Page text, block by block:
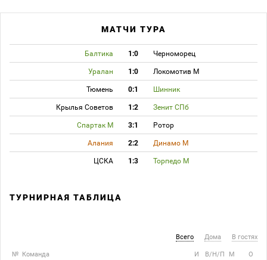
МАТЧИ ТУРА
Балтика 1:0 Черноморец
Уралан 1:0 Локомотив М
Тюмень 0:1 Шинник
Крылья Советов 1:2 Зенит СПб
Спартак М 3:1 Ротор
Алания 2:2 Динамо М
ЦСКА 1:3 Торпедо М
ТУРНИРНАЯ ТАБЛИЦА
Всего Дома В гостях
№ Команда И В/Н/П М О